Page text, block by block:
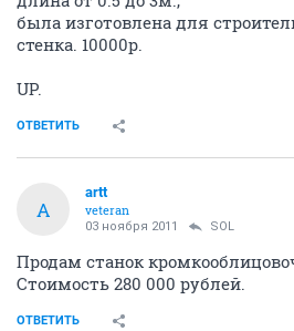
была изготовлена для
стенка. 10000р.
UP.
ОТВЕТИТЬ
A
artt
veteran
03 ноября 2011 SOL
Продам станок
Стоимость 280 000 рублей.
ОТВЕТИТЬ